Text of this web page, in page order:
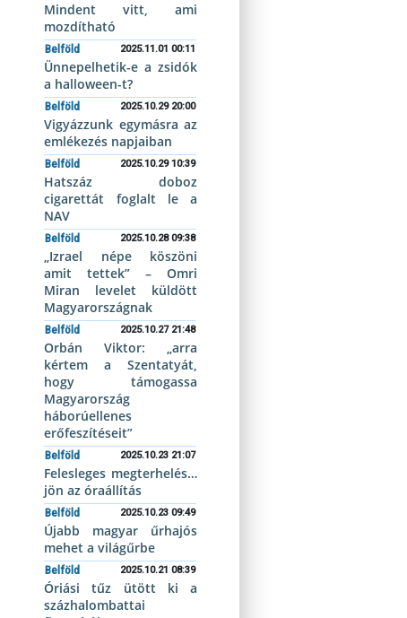
Mindent vitt, ami
mozdítható
Belföld 2025.11.01 00:11
Ünnepelhetik-e a zsidók
a halloween-t?
Belföld 2025.10.29 20:00
Vigyázzunk egymásra az
emlékezés napjaiban
Belföld 2025.10.29 10:39
Hatszáz doboz
cigarettát foglalt le a
NAV
Belföld 2025.10.28 09:38
„Izrael népe köszöni
amit tettek” – Omri
Miran levelet küldött
Magyarországnak
Belföld 2025.10.27 21:48
Orbán Viktor: „arra
kértem a Szentatyát,
hogy támogassa
Magyarország
háborúellenes
erőfeszítéseit”
Belföld 2025.10.23 21:07
Felesleges megterhelés…
jön az óraállítás
Belföld 2025.10.23 09:49
Újabb magyar űrhajós
mehet a világűrbe
Belföld 2025.10.21 08:39
Óriási tűz ütött ki a
százhalombattai